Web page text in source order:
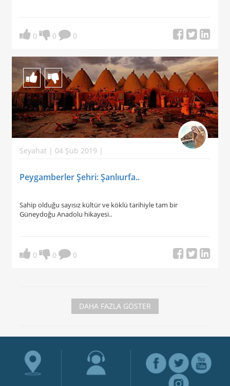
0 0 0
Seyahat | 04 Şub 2019 |
Peygamberler Şehri: Şanlıurfa..
Sahip olduğu sayısız kültür ve köklü tarihiyle tam bir
Güneydoğu Anadolu hikayesi..
0 0 0
DAHA FAZLA GÖSTER